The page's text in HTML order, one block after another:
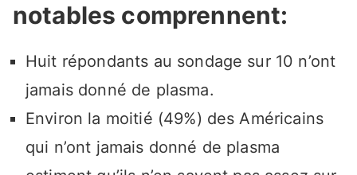
notables comprennent:
Huit répondants au sondage sur 10 n’ont
jamais donné de plasma.
Environ la moitié (49%) des Américains
qui n’ont jamais donné de plasma